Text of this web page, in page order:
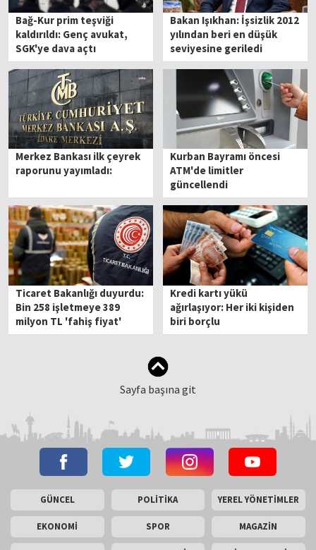
Bağ-Kur prim teşviği
kaldırıldı: Genç avukat,
SGK'ye dava açtı
Bakan Işıkhan: İşsizlik 2012
yılından beri en düşük
seviyesine geriledi
Merkez Bankası ilk çeyrek
raporunu yayımladı:
Kurban Bayramı öncesi
ATM'de limitler
güncellendi
Ticaret Bakanlığı duyurdu:
Bin 258 işletmeye 389
milyon TL 'fahiş fiyat'
cezası
Kredi kartı yükü
ağırlaşıyor: Her iki kişiden
biri borçlu
Sayfa başına git
GÜNCEL POLİTİKA YEREL YÖNETİMLER
EKONOMİ SPOR MAGAZİN